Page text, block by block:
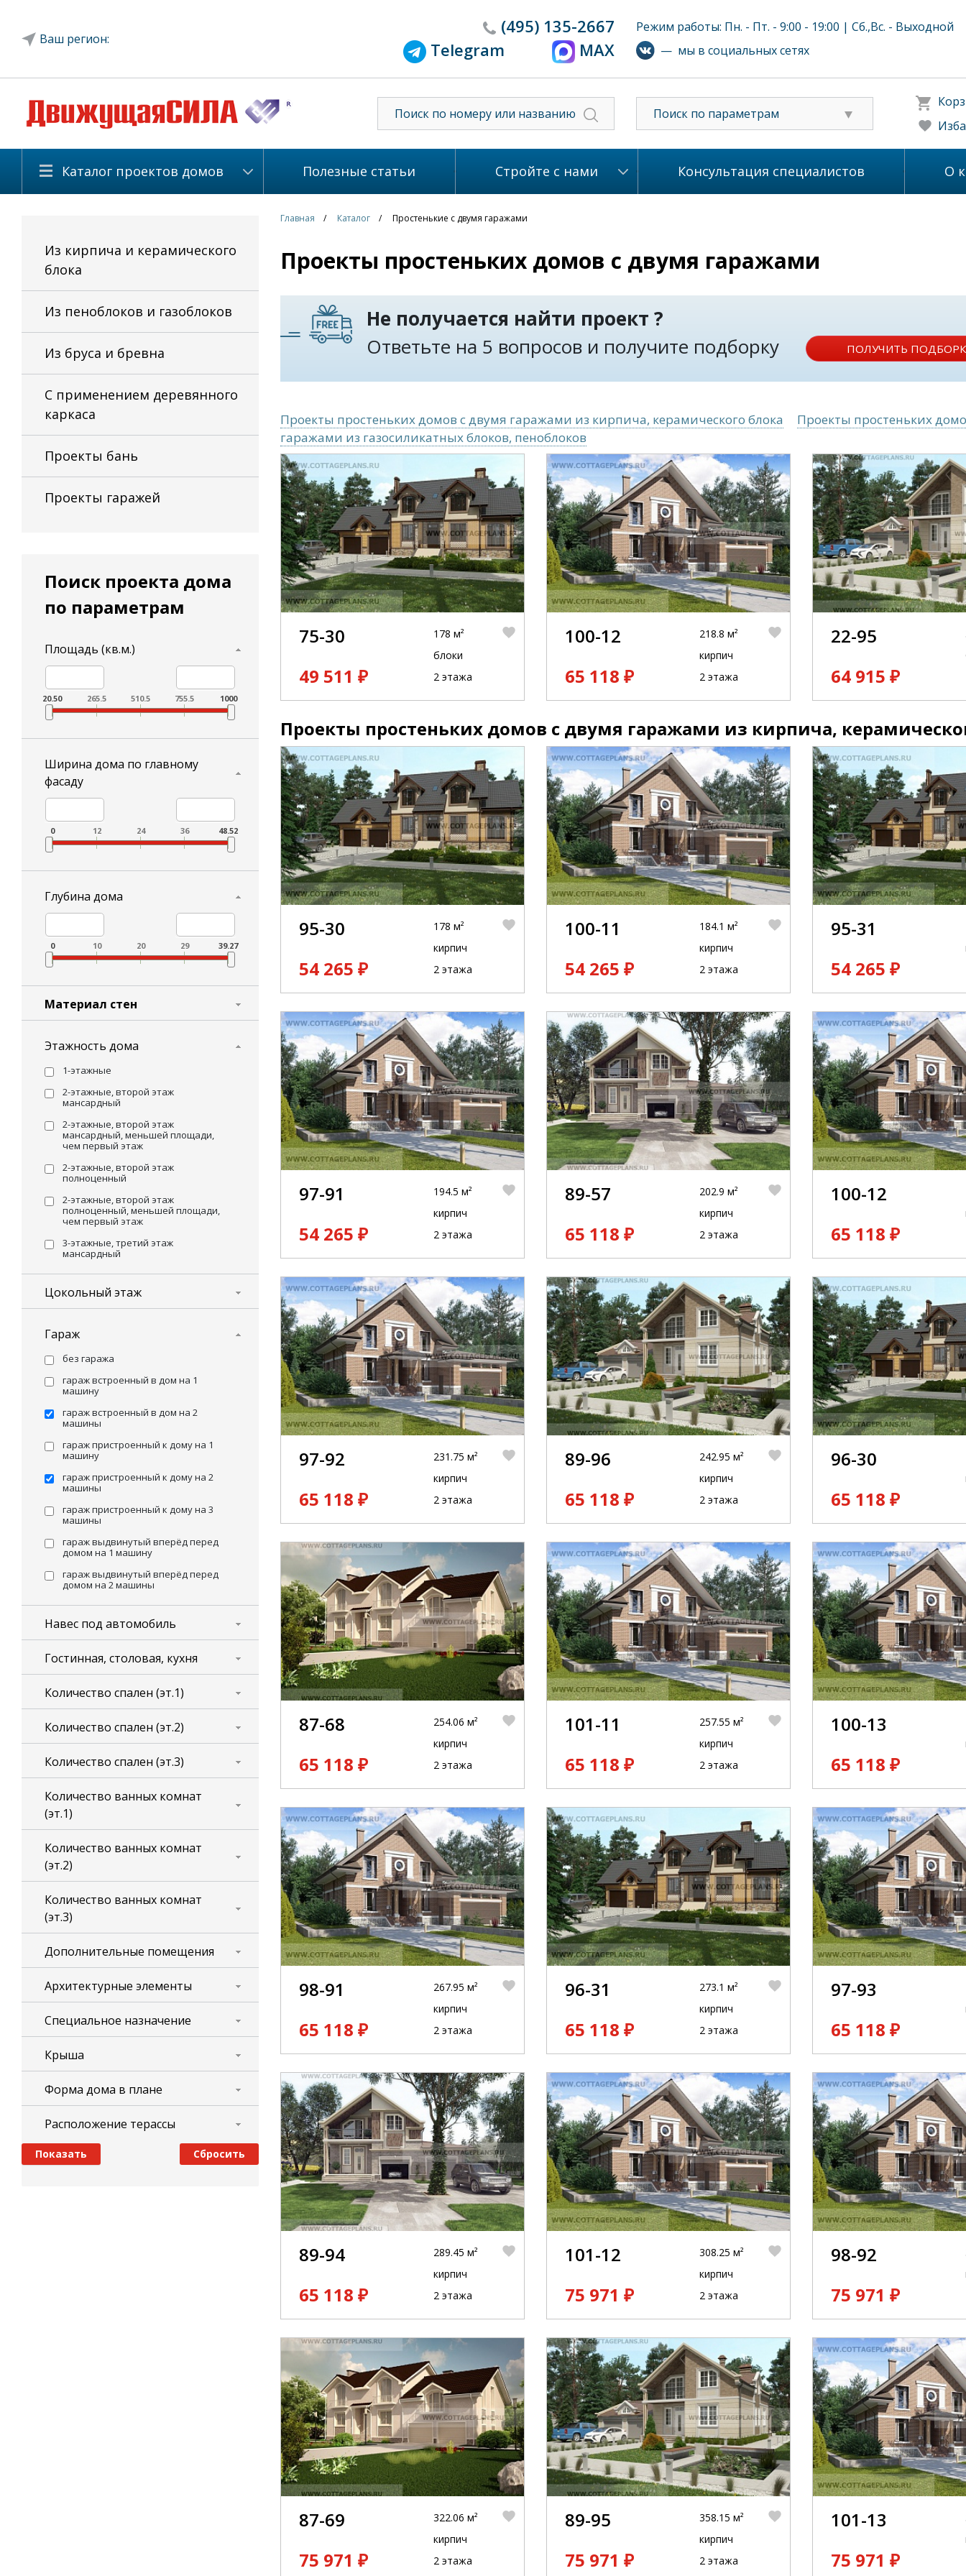
Ваш регион:
(495) 135-2667
Telegram
MAX
Режим работы: Пн. - Пт. - 9:00 - 19:00 | Сб.,Вс. - Выходной
— мы в социальных сетях
Поиск по параметрам
Каталог проектов домов Полезные статьи Стройте с нами Консультация специалистов О
Из кирпича и керамического
блока
Из пеноблоков и газоблоков
Из бруса и бревна
С применением деревянного
каркаса
Проекты бань
Проекты гаражей
Поиск проекта дома
по параметрам
Площадь (кв.м.)
20.50 265.5 510.5 755.5 1000
Ширина дома по главному
фасаду
0 12 24 36 48.52
Глубина дома
0 10 20 29 39.27
Материал стен
Этажность дома
1-этажные
2-этажные, второй этаж
мансардный
2-этажные, второй этаж
мансардный, меньшей площади,
чем первый этаж
2-этажные, второй этаж
полноценный
2-этажные, второй этаж
полноценный, меньшей площади,
чем первый этаж
3-этажные, третий этаж
мансардный
Цокольный этаж
Гараж
без гаража
гараж встроенный в дом на 1
машину
гараж встроенный в дом на 2
машины
гараж пристроенный к дому на 1
машину
гараж пристроенный к дому на 2
машины
гараж пристроенный к дому на 3
машины
гараж выдвинутый вперёд перед
домом на 1 машину
гараж выдвинутый вперёд перед
домом на 2 машины
Навес под автомобиль
Гостинная, столовая, кухня
Количество спален (эт.1)
Количество спален (эт.2)
Количество спален (эт.3)
Количество ванных комнат
(эт.1)
Количество ванных комнат
(эт.2)
Количество ванных комнат
(эт.3)
Дополнительные помещения
Архитектурные элементы
Специальное назначение
Крыша
Форма дома в плане
Расположение терассы
Главная Каталог Простенькие с двумя гаражами
Проекты простеньких домов с двумя гаражами
Не получается найти проект ?
Ответьте на 5 вопросов и получите подборку
ПОЛУЧИТЬ
Проекты простеньких домов с двумя гаражами из кирпича, керамического блока
Проекты простеньких
гаражами из газосиликатных блоков, пеноблоков
75-30
49 511 ₽
178 м²
блоки
2 этажа
100-12
65 118 ₽
218.8 м²
кирпич
2 этажа
22-95
64 915 ₽
Проекты простеньких домов с двумя гаражами из кирпича,
95-30
54 265 ₽
178 м²
кирпич
2 этажа
100-11
54 265 ₽
184.1 м²
кирпич
2 этажа
95-31
54 265 ₽
97-91
54 265 ₽
194.5 м²
кирпич
2 этажа
89-57
65 118 ₽
202.9 м²
кирпич
2 этажа
100-12
65 118 ₽
97-92
65 118 ₽
231.75 м²
кирпич
2 этажа
89-96
65 118 ₽
242.95 м²
кирпич
2 этажа
96-30
65 118 ₽
87-68
65 118 ₽
254.06 м²
кирпич
2 этажа
101-11
65 118 ₽
257.55 м²
кирпич
2 этажа
100-13
65 118 ₽
98-91
65 118 ₽
267.95 м²
кирпич
2 этажа
96-31
65 118 ₽
273.1 м²
кирпич
2 этажа
97-93
65 118 ₽
89-94
65 118 ₽
289.45 м²
кирпич
2 этажа
101-12
75 971 ₽
308.25 м²
кирпич
2 этажа
98-92
75 971 ₽
87-69
75 971 ₽
322.06 м²
кирпич
2 этажа
89-95
75 971 ₽
358.15 м²
кирпич
2 этажа
101-13
75 971 ₽